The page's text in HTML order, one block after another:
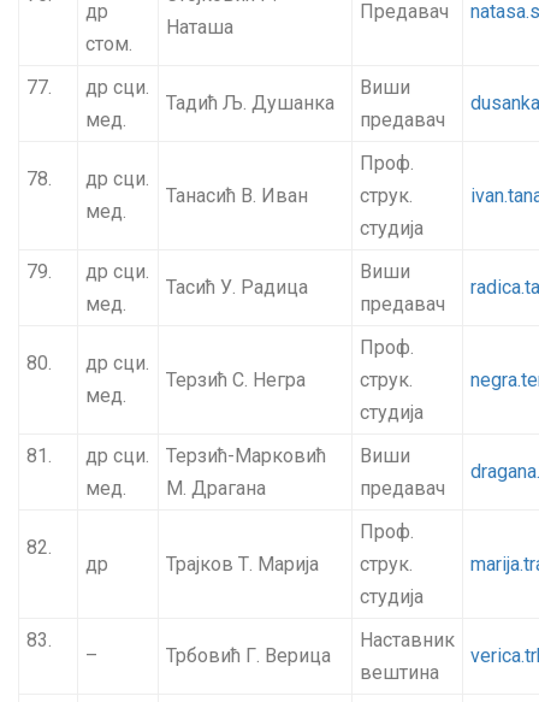
др
стом.
Наташа
Предавач
77.
др сци.
мед.
Тадић Љ. Душанка
Виши
предавач
78.
др сци.
мед.
Танасић В. Иван
Проф.
струк.
студија
79.
др сци.
мед.
Тасић У. Радица
Виши
предавач
80.
др сци.
мед.
Терзић С. Негра
Проф.
струк.
студија
81.
др сци.
мед.
Терзић-Марковић
М. Драгана
Виши
предавач
82.
др Трајков Т. Марија
Проф.
струк.
студија
83.
– Трбовић Г. Верица
Наставник
вештина